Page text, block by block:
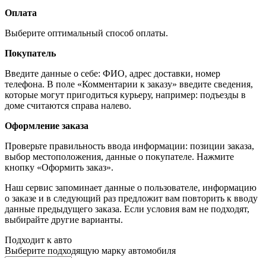
Оплата
Выберите оптимальный способ оплаты.
Покупатель
Введите данные о себе: ФИО, адрес доставки, номер
телефона. В поле «Комментарии к заказу» введите сведения,
которые могут пригодиться курьеру, например: подъезды в
доме считаются справа налево.
Оформление заказа
Проверьте правильность ввода информации: позиции заказа,
выбор местоположения, данные о покупателе. Нажмите
кнопку «Оформить заказ».
Наш сервис запоминает данные о пользователе, информацию
о заказе и в следующий раз предложит вам повторить к вводу
данные предыдущего заказа. Если условия вам не подходят,
выбирайте другие варианты.
Подходит к авто
Выберите подходящую марку автомобиля